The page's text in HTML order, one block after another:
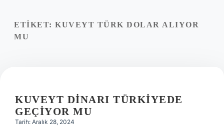
Yasal Uyarı
ETIKET: KUVEYT TÜRK DOLAR ALIYOR
MU
KUVEYT DINARI TÜRKIYEDE
GEÇIYOR MU
Tarih: Aralık 28, 2024